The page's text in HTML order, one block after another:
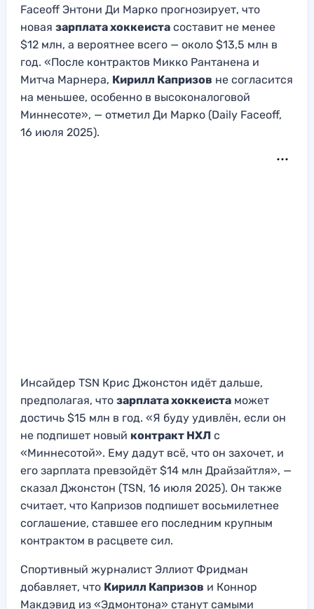
Faceoff Энтони Ди Марко прогнозирует, что
новая зарплата хоккеиста составит не менее
$12 млн, а вероятнее всего — около $13,5 млн в
год. «После контрактов Микко Рантанена и
Митча Марнера, Кирилл Капризов не согласится
на меньшее, особенно в высоконалоговой
Миннесоте», — отметил Ди Марко (Daily Faceoff,
16 июля 2025).
Инсайдер TSN Крис Джонстон идёт дальше,
предполагая, что зарплата хоккеиста может
достичь $15 млн в год. «Я буду удивлён, если он
не подпишет новый контракт НХЛ с
«Миннесотой». Ему дадут всё, что он захочет, и
его зарплата превзойдёт $14 млн Драйзайтля», —
сказал Джонстон (TSN, 16 июля 2025). Он также
считает, что Капризов подпишет восьмилетнее
соглашение, ставшее его последним крупным
контрактом в расцвете сил.
Спортивный журналист Эллиот Фридман
добавляет, что Кирилл Капризов и Коннор
Макдэвид из «Эдмонтона» станут самыми